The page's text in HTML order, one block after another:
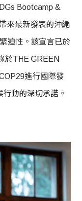
Bootcamp &
來最新發表的沖繩
迫性。該宣言已於
於THE GREEN
進行國際發
動的深切承諾。